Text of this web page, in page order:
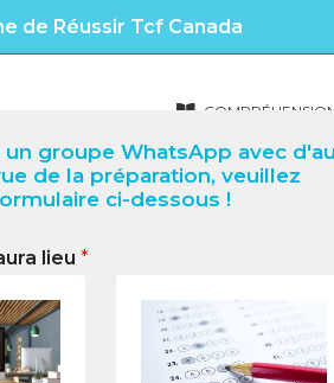
groupe WhatsApp avec
de la préparation, veuillez
ci-dessous !
lieu *
de Réussir Tcf Canada
à Milton